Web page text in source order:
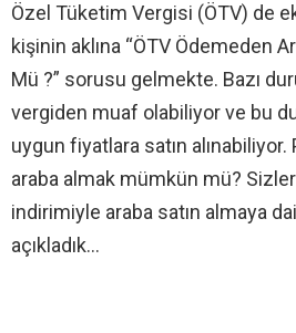
Özel Tüketim Vergisi (ÖTV) de
kişinin aklına “ÖTV Ödemeden
Mü ?” sorusu gelmekte. Bazı
vergiden muaf olabiliyor ve bu
uygun fiyatlara satın
araba almak mümkün mü?
indirimiyle araba satın almaya
açıkladık…